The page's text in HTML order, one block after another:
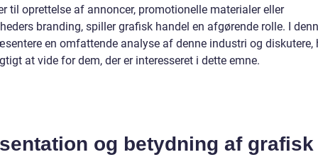
til oprettelse af annoncer, promotionelle materialer eller
branding, spiller grafisk handel en afgørende rolle. I
en omfattende analyse af denne industri og diskutere,
at vide for dem, der er interesseret i dette emne.
og betydning af grafisk